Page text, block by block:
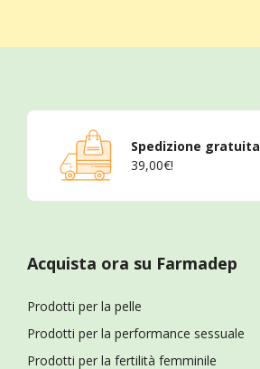
Spedizione gratuita
39,00€!
Acquista ora su Farmadep
Prodotti per la pelle
Prodotti per la performance sessuale
Prodotti per la fertilità femminile